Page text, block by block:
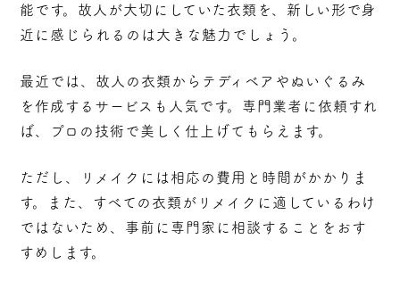
能です。故人が大切にしていた衣類を、新しい形で身
近に感じられるのは大きな魅力でしょう。
最近では、故人の衣類からテディベアやぬいぐるみ
を作成するサービスも人気です。専門業者に依頼すれ
ば、プロの技術で美しく仕上げてもらえます。
ただし、リメイクには相応の費用と時間がかかりま
す。また、すべての衣類がリメイクに適しているわけ
ではないため、事前に専門家に相談することをおす
すめします。